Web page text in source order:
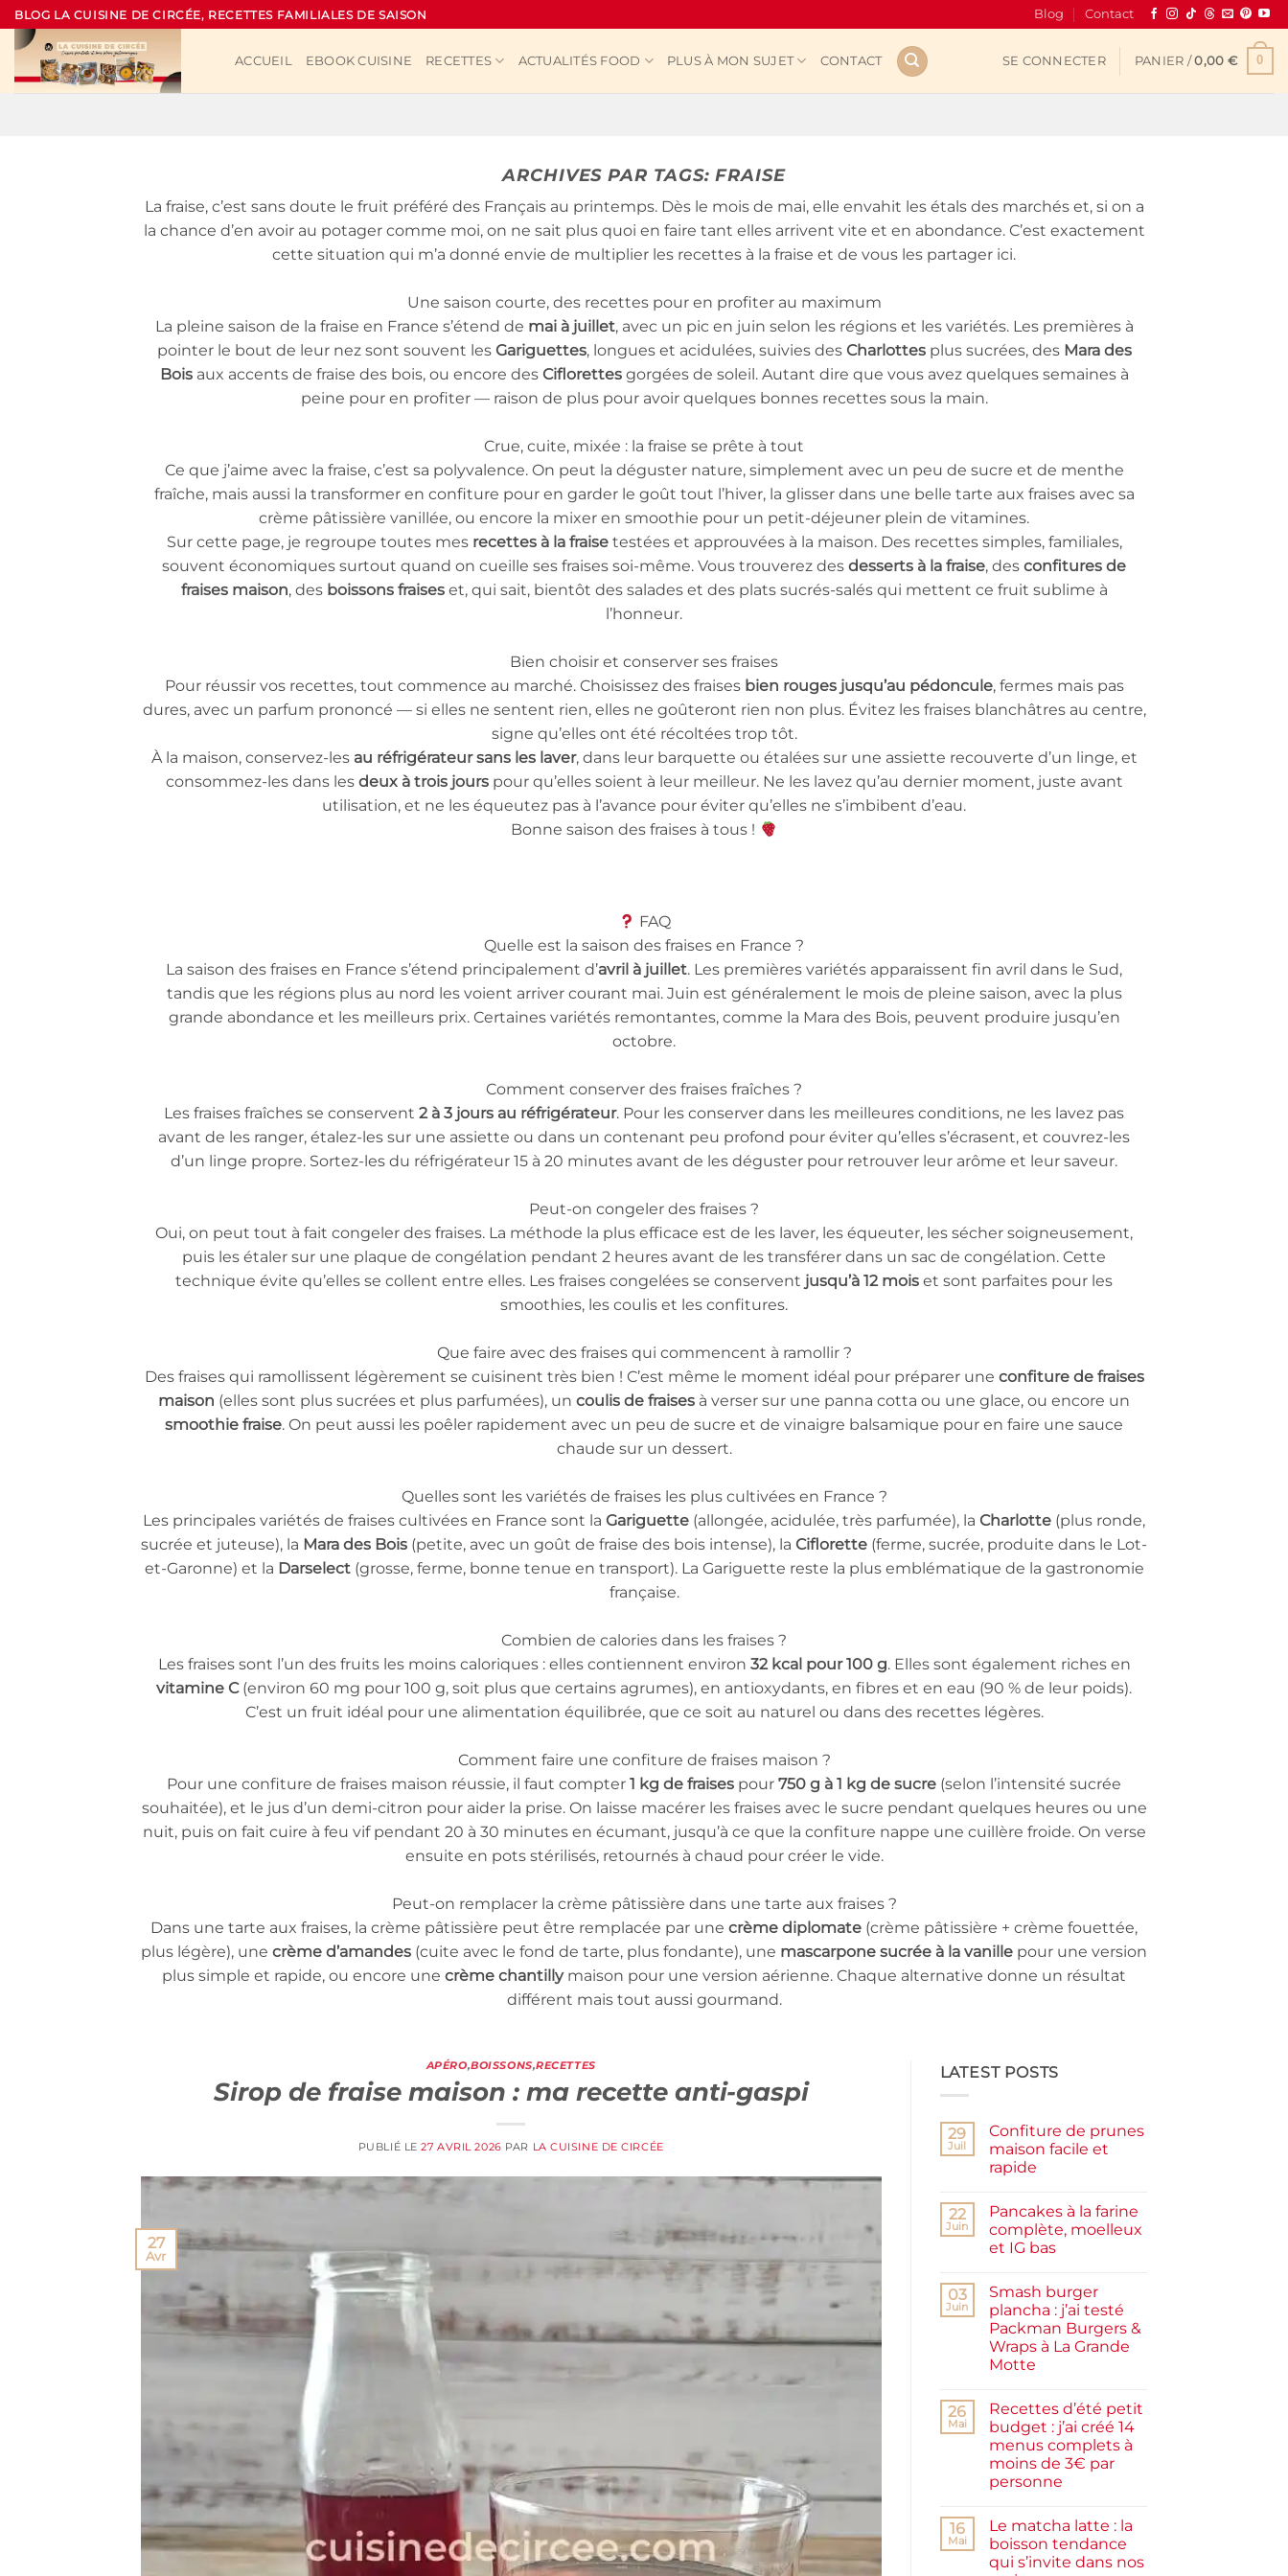
Passer
au
contenu
BLOG LA CUISINE DE CIRCÉE, RECETTES FAMILIALES DE SAISON Blog Contact
ACCUEIL EBOOK CUISINE RECETTES ACTUALITÉS FOOD PLUS À MON SUJET CONTACT SE CONNECTER PANIER /0,00 € 0
ARCHIVES PAR TAGS:FRAISE
La fraise, c’est sans doute le fruit préféré des Français au printemps. Dès le mois de mai, elle envahit les étals des marchés et, si on a
la chance d’en avoir au potager comme moi, on ne sait plus quoi en faire tant elles arrivent vite et en abondance. C’est exactement
cette situation qui m’a donné envie de multiplier les recettes à la fraise et de vous les partager ici.
Une saison courte, des recettes pour en profiter au maximum
La pleine saison de la fraise en France s’étend de mai à juillet, avec un pic en juin selon les régions et les variétés. Les premières à
pointer le bout de leur nez sont souvent les Gariguettes, longues et acidulées, suivies des Charlottesplus sucrées, des Mara des
Boisaux accents de fraise des bois, ou encore des Ciflorettesgorgées de soleil. Autant dire que vous avez quelques semaines à
peine pour en profiter — raison de plus pour avoir quelques bonnes recettes sous la main.
Crue, cuite, mixée : la fraise se prête à tout
Ce que j’aime avec la fraise, c’est sa polyvalence. On peut la déguster nature, simplement avec un peu de sucre et de menthe
fraîche, mais aussi la transformer en confiture pour en garder le goût tout l’hiver, la glisser dans une belle tarte aux fraises avec sa
crème pâtissière vanillée, ou encore la mixer en smoothie pour un petit-déjeuner plein de vitamines.
Sur cette page, je regroupe toutes mes recettes à la fraisetestées et approuvées à la maison. Des recettes simples, familiales,
souvent économiques surtout quand on cueille ses fraises soi-même. Vous trouverez des desserts à la fraise, des confitures de
fraises maison, des boissons fraiseset, qui sait, bientôt des salades et des plats sucrés-salés qui mettent ce fruit sublime à
l’honneur.
Bien choisir et conserver ses fraises
Pour réussir vos recettes, tout commence au marché. Choisissez des fraises bien rouges jusqu’au pédoncule, fermes mais pas
dures, avec un parfum prononcé — si elles ne sentent rien, elles ne goûteront rien non plus. Évitez les fraises blanchâtres au centre,
signe qu’elles ont été récoltées trop tôt.
À la maison, conservez-les au réfrigérateur sans les laver, dans leur barquette ou étalées sur une assiette recouverte d’un linge, et
consommez-les dans les deux à trois jourspour qu’elles soient à leur meilleur. Ne les lavez qu’au dernier moment, juste avant
utilisation, et ne les équeutez pas à l’avance pour éviter qu’elles ne s’imbibent d’eau.
Bonne saison des fraises à tous !
FAQ
Quelle est la saison des fraises en France ?
La saison des fraises en France s’étend principalement d’avril à juillet. Les premières variétés apparaissent fin avril dans le Sud,
tandis que les régions plus au nord les voient arriver courant mai. Juin est généralement le mois de pleine saison, avec la plus
grande abondance et les meilleurs prix. Certaines variétés remontantes, comme la Mara des Bois, peuvent produire jusqu’en
octobre.
Comment conserver des fraises fraîches ?
Les fraises fraîches se conservent 2 à 3 jours au réfrigérateur. Pour les conserver dans les meilleures conditions, ne les lavez pas
avant de les ranger, étalez-les sur une assiette ou dans un contenant peu profond pour éviter qu’elles s’écrasent, et couvrez-les
d’un linge propre. Sortez-les du réfrigérateur 15 à 20 minutes avant de les déguster pour retrouver leur arôme et leur saveur.
Peut-on congeler des fraises ?
Oui, on peut tout à fait congeler des fraises. La méthode la plus efficace est de les laver, les équeuter, les sécher soigneusement,
puis les étaler sur une plaque de congélation pendant 2 heures avant de les transférer dans un sac de congélation. Cette
technique évite qu’elles se collent entre elles. Les fraises congelées se conservent jusqu’à 12 mois et sont parfaites pour les
smoothies, les coulis et les confitures.
Que faire avec des fraises qui commencent à ramollir ?
Des fraises qui ramollissent légèrement se cuisinent très bien ! C’est même le moment idéal pour préparer une confiture de fraises
maison (elles sont plus sucrées et plus parfumées), un coulis de fraises à verser sur une panna cotta ou une glace, ou encore un
smoothie fraise. On peut aussi les poêler rapidement avec un peu de sucre et de vinaigre balsamique pour en faire une sauce
chaude sur un dessert.
Quelles sont les variétés de fraises les plus cultivées en France ?
Les principales variétés de fraises cultivées en France sont la Gariguette (allongée, acidulée, très parfumée), la Charlotte (plus ronde,
sucrée et juteuse), la Mara des Bois (petite, avec un goût de fraise des bois intense), la Ciflorette (ferme, sucrée, produite dans le Lot-
et-Garonne) et la Darselect(grosse, ferme, bonne tenue en transport). La Gariguette reste la plus emblématique de la gastronomie
française.
Combien de calories dans les fraises ?
Les fraises sont l’un des fruits les moins caloriques : elles contiennent environ 32 kcal pour 100 g. Elles sont également riches en
vitamine C(environ 60 mg pour 100 g, soit plus que certains agrumes), en antioxydants, en fibres et en eau (90 % de leur poids).
C’est un fruit idéal pour une alimentation équilibrée, que ce soit au naturel ou dans des recettes légères.
Comment faire une confiture de fraises maison ?
Pour une confiture de fraises maison réussie, il faut compter 1 kg de fraises pour 750 g à 1 kg de sucre (selon l’intensité sucrée
souhaitée), et le jus d’un demi-citron pour aider la prise. On laisse macérer les fraises avec le sucre pendant quelques heures ou une
nuit, puis on fait cuire à feu vif pendant 20 à 30 minutes en écumant, jusqu’à ce que la confiture nappe une cuillère froide. On verse
ensuite en pots stérilisés, retournés à chaud pour créer le vide.
Peut-on remplacer la crème pâtissière dans une tarte aux fraises ?
Dans une tarte aux fraises, la crème pâtissière peut être remplacée par une crème diplomate (crème pâtissière + crème fouettée,
plus légère), une crème d’amandes (cuite avec le fond de tarte, plus fondante), une mascarpone sucrée à la vanille pour une version
plus simple et rapide, ou encore une crème chantillymaison pour une version aérienne. Chaque alternative donne un résultat
différent mais tout aussi gourmand.
APÉRO,BOISSONS,RECETTES
Sirop de fraise maison : ma recette anti-gaspi
PUBLIÉ LE27 AVRIL 2026 PAR LA CUISINE DE CIRCÉE
27
Avr
LATEST POSTS
29
Juil
Confiture de prunes
maison facile et
rapide
sur
Confiture
de
prunes
et
rapide
22
Juin
Pancakes à la farine
complète, moelleux
et IG bas
sur
Pancakes
à
la
farine
complète,
moelleux
bas
03
Juin
Smash burger
plancha : j’ai testé
Packman Burgers &
Wraps à La Grande
Motte
sur
Smash
burger
plancha :
j’ai
testé
Packman
à
La
Grande
Motte
26
Mai
Recettes d’été petit
budget : j’ai créé 14
menus complets à
moins de 3€ par
personne
sur
Recettes
d’été
petit
16
Mai
Le matcha latte : la
boisson tendance
qui s’invite dans nos